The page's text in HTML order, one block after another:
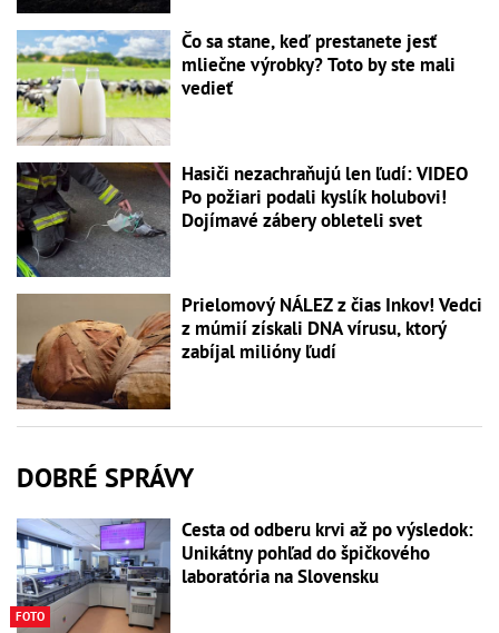
Čo sa stane, keď prestanete jesť
mliečne výrobky? Toto by ste mali
vedieť
Hasiči nezachraňujú len ľudí: VIDEO
Po požiari podali kyslík holubovi!
Dojímavé zábery obleteli svet
Prielomový NÁLEZ z čias Inkov! Vedci
z múmií získali DNA vírusu, ktorý
zabíjal milióny ľudí
DOBRÉ SPRÁVY
FOTO
Cesta od odberu krvi až po výsledok:
Unikátny pohľad do špičkového
laboratória na Slovensku